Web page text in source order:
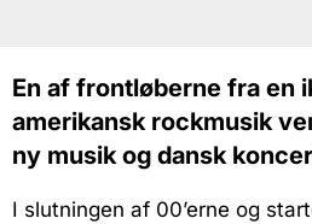
En af frontløberne fra en
amerikansk rockmusik
ny musik og dansk
I slutningen af 00’erne og